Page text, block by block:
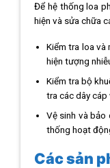
Để hệ thống loa
hiện và sửa chữa
Kiểm tra loa và
hiện tượng
Kiểm tra bộ
tra các dây cáp
Vệ sinh và bảo
thống hoạt
Các sản